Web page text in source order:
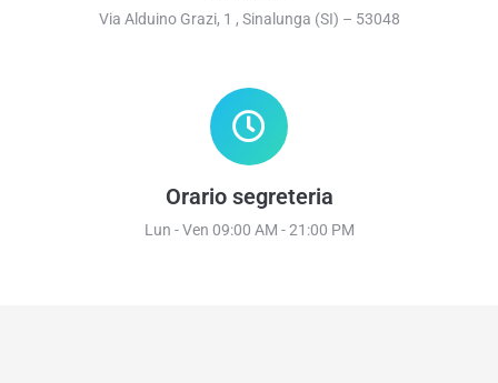
Via Alduino Grazi, 1 , Sinalunga (SI) – 53048
Orario segreteria
Lun - Ven 09:00 AM - 21:00 PM